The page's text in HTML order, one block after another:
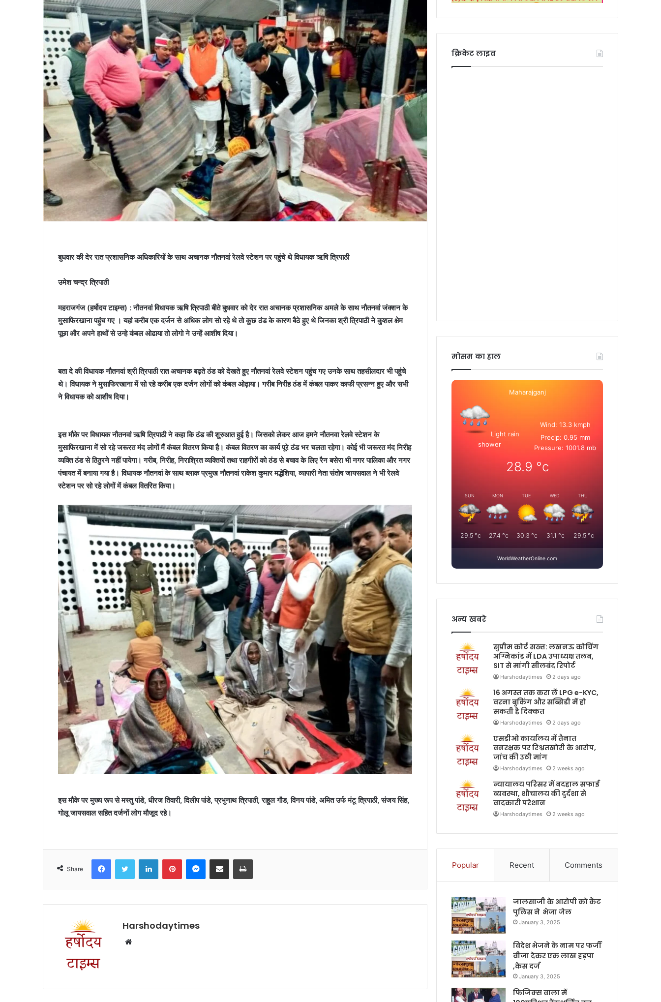
बुधवार की देर रात प्रशासनिक अधिकारियों के साथ अचानक नौतनवां रेलवे स्टेशन पर पहुंचे थे विधायक ऋषि त्रिपाठी
उमेश चन्द्र त्रिपाठी
महराजगंज (हर्षोदय टाइम्स) : नौतनवां विधायक ऋषि त्रिपाठी बीते बुधवार को देर रात अचानक प्रशासनिक अमले के साथ नौतनवां जंक्शन के
मुसाफिरखाना पहुंच गए । यहां करीब एक दर्जन से अधिक लोग सो रहे थे तो कुछ ठंड के कारण बैठे हुए थे जिनका श्री त्रिपाठी ने कुशल क्षेम
पूछा और अपने हाथों से उन्हे कंबल ओढाया तो लोगो ने उन्हें आशीष दिया।
बता दे की विधायक नौतनवां श्री त्रिपाठी रात अचानक बढ़ते ठंड को देखते हुए नौतनवां रेलवे स्टेशन पहुंच गए उनके साथ तहसीलदार भी पहुंचे
थे। विधायक ने मुसाफिरखाना में सो रहे करीब एक दर्जन लोगों को कंबल ओढ़ाया। गरीब निरीह ठंड में कंबल पाकर काफी प्रसन्न हुए और सभी
ने विधायक को आशीष दिया।
इस मौके पर विधायक नौतनवां ऋषि त्रिपाठी ने कहा कि ठंड की शुरुआत हुई है। जिसको लेकर आज हमने नौतनवा रेलवे स्टेशन के
मुसाफिरखाना में सो रहे जरूरत मंद लोगों मैं कंबल वितरण किया है। कंबल वितरण का कार्य पूरे ठंड भर चलता रहेगा। कोई भी जरूरत मंद निरीह
व्यक्ति ठंड से ठिठुरने नहीं पायेगा। गरीब, निरीह, निराश्रित व्यक्तियों तथा राहगीरों को ठंड से बचाव के लिए रैन बसेरा भी नगर पालिका और नगर
पंचायत में बनाया गया है। विधायक नौतनवां के साथ ब्लाक प्रमुख नौतनवां राकेश कुमार मद्धेशिया, व्यापारी नेता संतोष जायसवाल ने भी रेलवे
स्टेशन पर सो रहे लोगों में कंबल वितरित किया।
इस मौके पर मुख्य रूप से मस्तु पांडे, धीरज तिवारी, दिलीप पांडे, प्रभुनाथ त्रिपाठी, राहुल गौड, विनय पांडे, अमित उर्फ मंटू त्रिपाठी, संजय सिंह,
गोलू जायसवाल सहित दर्जनों लोग मौजूद रहे।
Share
FacebookTwitter LinkedInPinterestMessenger
Share via Email Print
Harshodaytimes
Website
क्रिकेट लाइव
मोसम का हाल
Maharajganj
Light rain
shower
Wind: 13.3 kmph
Precip: 0.95 mm
Pressure: 1001.8 mb
28.9 °c
SUN
29.5°c
MON
27.4 °c
TUE
30.3 °c
WED
31.1 °c
THU
29.5 °c
WorldWeatherOnline.com
अन्य खबरे
सुप्रीम कोर्ट सख्त: लखनऊ कोचिंग
अग्निकांड में LDA उपाध्यक्ष तलब,
SIT से मांगी सीलबंद रिपोर्ट
Harshodaytimes 2 days ago
16 अगस्त तक करा लें LPG e-KYC,
वरना बुकिंग और सब्सिडी में हो
सकती है दिक्कत
Harshodaytimes 2 days ago
एसडीओ कार्यालय में तैनात
वनरक्षक पर रिश्वतखोरी के आरोप,
जांच की उठी मांग
Harshodaytimes 2 weeks ago
न्यायालय परिसर में बदहाल सफाई
व्यवस्था, शौचालय की दुर्दशा से
वादकारी परेशान
Harshodaytimes 2 weeks ago
Popular Recent Comments
जालसाजी के आरोपी को कैंट
पुलिस ने भेजा जेल
January 3, 2025
विदेश भेजने के नाम पर फर्जी
वीजा देकर एक लाख हड़पा
,केस दर्ज
January 3, 2025
फिजिक्स वाला में